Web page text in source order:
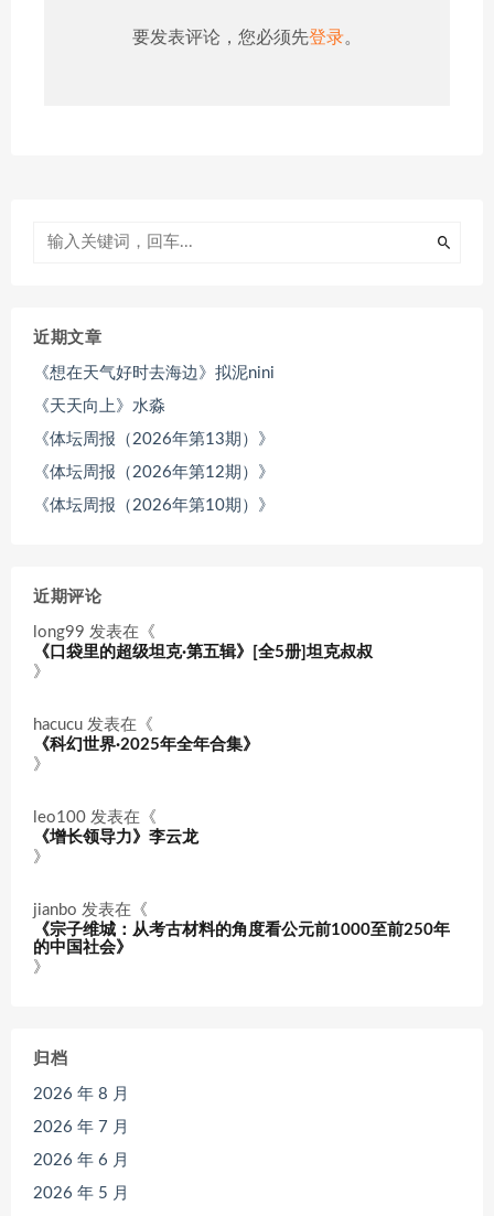
要发表评论，您必须先登录。
近期文章
《想在天气好时去海边》拟泥nini
《天天向上》水淼
《体坛周报（2026年第13期）》
《体坛周报（2026年第12期）》
《体坛周报（2026年第10期）》
近期评论
long99 发表在《
《口袋里的超级坦克·第五辑》[全5册]坦克叔叔
》
hacucu 发表在《
《科幻世界·2025年全年合集》
》
leo100 发表在《
《增长领导力》李云龙
》
jianbo 发表在《
《宗子维城：从考古材料的角度看公元前1000至前250年
的中国社会》
》
归档
2026 年 8 月
2026 年 7 月
2026 年 6 月
2026 年 5 月